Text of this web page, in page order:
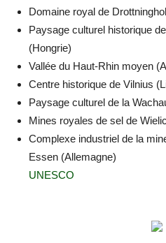
Domaine royal de
Paysage culturel historique
(Hongrie)
Vallée du Haut-Rhin moyen
Centre historique de Vilnius
Paysage culturel de la
Mines royales de sel de
Complexe industriel de la
Essen (Allemagne)
UNESCO